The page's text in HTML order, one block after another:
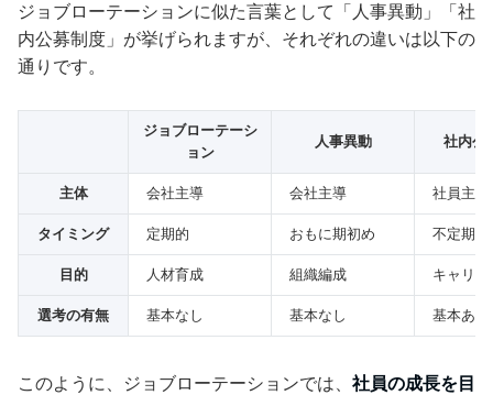
ジョブローテーションに似た言葉として「人事異動」「社
内公募制度」が挙げられますが、それぞれの違いは以下の
通りです。
ジョブローテーシ
ョン
人事異動 社内公
主体 会社主導 会社主導 社員主体
タイミング 定期的 おもに期初め 不定期
目的 人材育成 組織編成 キャリア
選考の有無 基本なし 基本なし 基本あり
このように、ジョブローテーションでは、 社員の成長を目